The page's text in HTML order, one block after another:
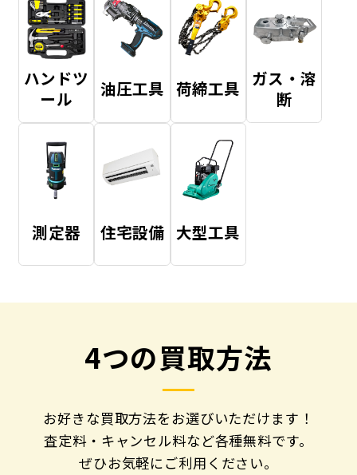
ハンドツ
ール
油圧工具 荷締工具 ガス・溶
断
測定器 住宅設備 大型工具
4つの買取方法
お好きな買取方法をお選びいただけます！
査定料・キャンセル料など各種無料です。
ぜひお気軽にご利用ください。